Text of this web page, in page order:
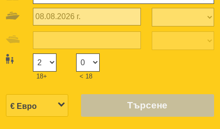
18+ < 18
Търсене